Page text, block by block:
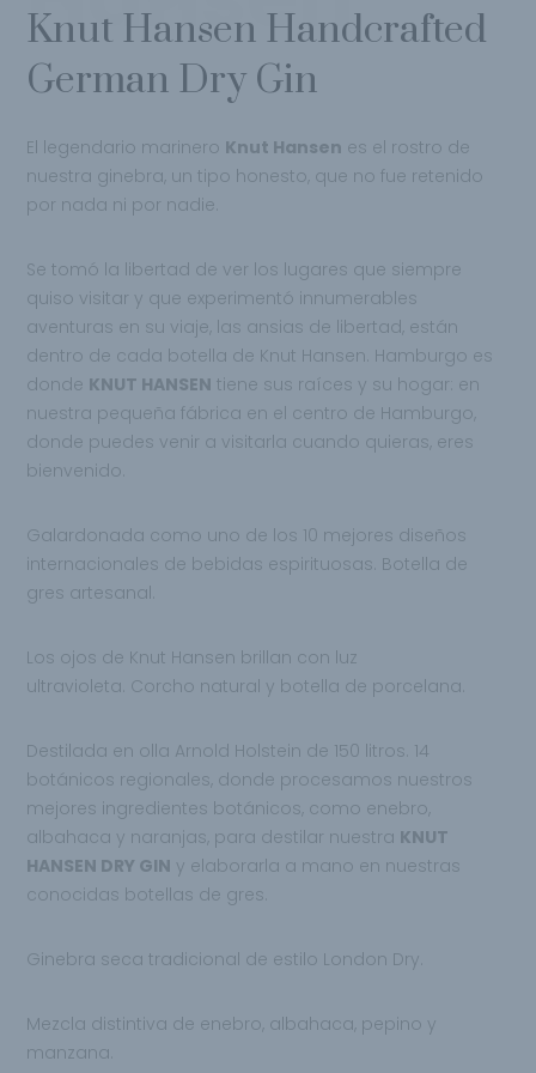
Knut Hansen Handcrafted
German Dry Gin
El legendario marinero Knut Hansen es el rostro de
nuestra ginebra, un tipo honesto, que no fue retenido
por nada ni por nadie.
Se tomó la libertad de ver los lugares que siempre
quiso visitar y que experimentó innumerables
aventuras en su viaje, las ansias de libertad, están
dentro de cada botella de Knut Hansen. Hamburgo es
donde KNUT HANSEN tiene sus raíces y su hogar: en
nuestra pequeña fábrica en el centro de Hamburgo,
donde puedes venir a visitarla cuando quieras, eres
bienvenido.
Galardonada como uno de los 10 mejores diseños
internacionales de bebidas espirituosas. Botella de
gres artesanal.
Los ojos de Knut Hansen brillan con luz
ultravioleta. Corcho natural y botella de porcelana.
Destilada en olla Arnold Holstein de 150 litros. 14
botánicos regionales, donde procesamos nuestros
mejores ingredientes botánicos, como enebro,
albahaca y naranjas, para destilar nuestra KNUT
HANSEN DRY GIN y elaborarla a mano en nuestras
conocidas botellas de gres.
Ginebra seca tradicional de estilo London Dry.
Mezcla distintiva de enebro, albahaca, pepino y
manzana.